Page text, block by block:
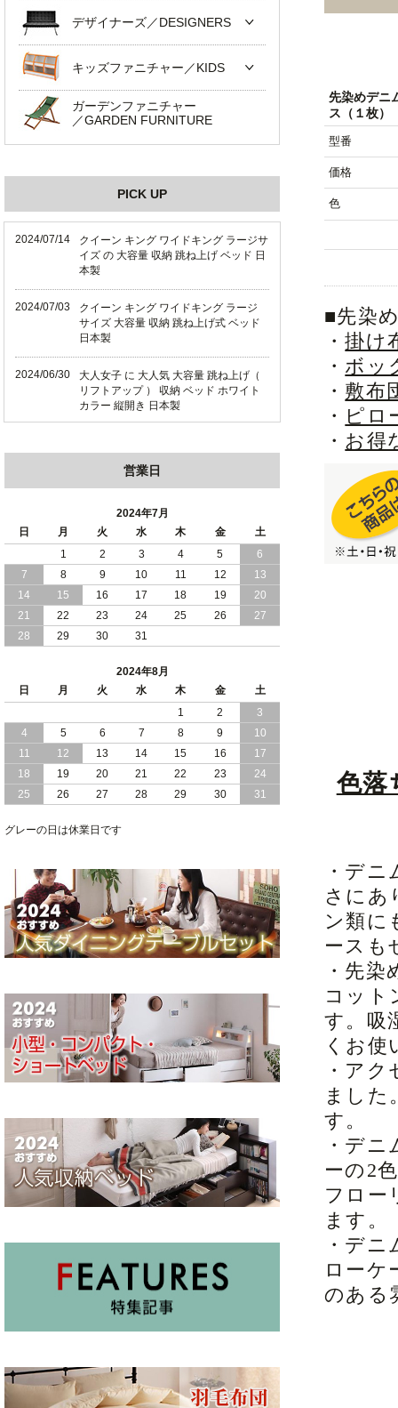
先染めデニ
ス（１枚）
型番
価格
色
■先染
・掛け
・ ボッ
・ 敷布
・ ピロ
・ お得
色落
・デ
さにあ
ン類に
ースも
・先
コット
す。吸
くお使
・ア
ました
す。
・デ
ーの2
フロー
ます。
・デ
ローケ
のある
デザイナーズ／DESIGNERS
キッズファニチャー／KIDS
ガーデンファニチャー
／GARDEN FURNITURE
PICK UP
2024/07/14
クイーン キング ワイドキング ラージサ
イズ の 大容量 収納 跳ね上げ ベッド 日
本製
2024/07/03
クイーン キング ワイドキング ラージ
サイズ 大容量 収納 跳ね上げ式 ベッド
日本製
2024/06/30
大人女子 に 大人気 大容量 跳ね上げ（
リフトアップ ） 収納 ベッド ホワイト
カラー 縦開き 日本製
ワイトカラー 縦開き 日本製
全長190cm ショート丈 コンパクト 大容
量 収納力 の 跳ね上げ （ リフトアップ
） 式 ベッド 横開き 日本製
2024/05/27
日本製 大容量 収納 跳ね上げ式 リフト
アップ 横開き ヘッドボードレス ベッド
組立設置サービス付
2024/05/21
日本製 大容量 収納 跳ね上げ式 リフト
組立設置付
日本製 大容量 収納 跳ね上げ式 （ リフ
トアップ ） ベッド 横開き ヘッドボー
ド 組立設置 付き
2024/04/25
日本製 収納 跳ね上げ式 リフトアップ
ベッド 縦開き ヘッドボード 組立設置サ
営業日
2024年7月
日
月 火 水 木 金
土
1
2 3 4 5
6
7
8 9 10 11 12
13
14
15 16 17 18 19
20
21
22 23 24 25 26
27
28
29 30 31
2024年8月
日
月 火 水 木 金
土
1
2
3
4
5 6 7 8 9
10
11
12 13 14 15 16
17
18
19 20 21 22 23
24
25
26 27 28 29 30 31
グレーの日は休業日です